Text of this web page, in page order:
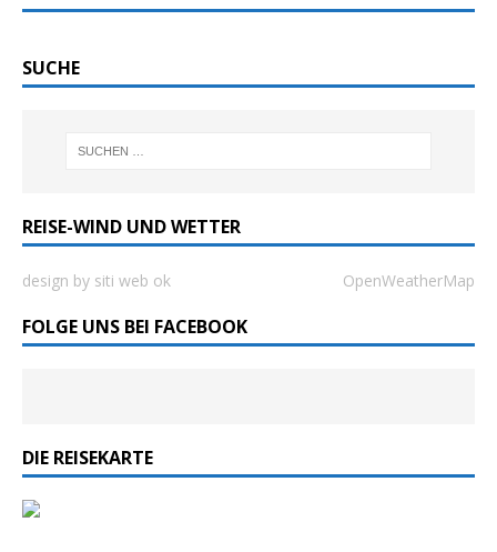
SUCHE
REISE-WIND UND WETTER
design by siti web ok OpenWeatherMap
FOLGE UNS BEI FACEBOOK
DIE REISEKARTE